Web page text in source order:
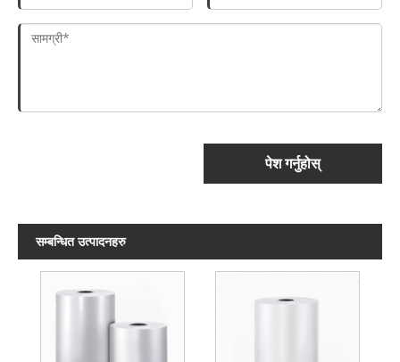
पेश गर्नुहोस्
सम्बन्धित उत्पादनहरु